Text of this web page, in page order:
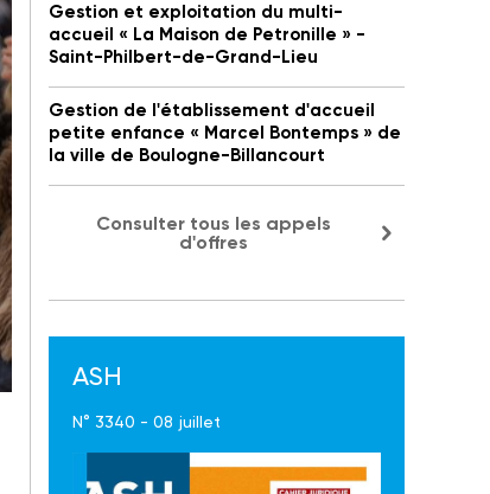
Gestion et exploitation du multi-
accueil « La Maison de Petronille » -
Saint-Philbert-de-Grand-Lieu
Gestion de l'établissement d'accueil
petite enfance « Marcel Bontemps » de
la ville de Boulogne-Billancourt
Consulter tous les appels
d'offres
ASH
N° 3340 - 08 juillet